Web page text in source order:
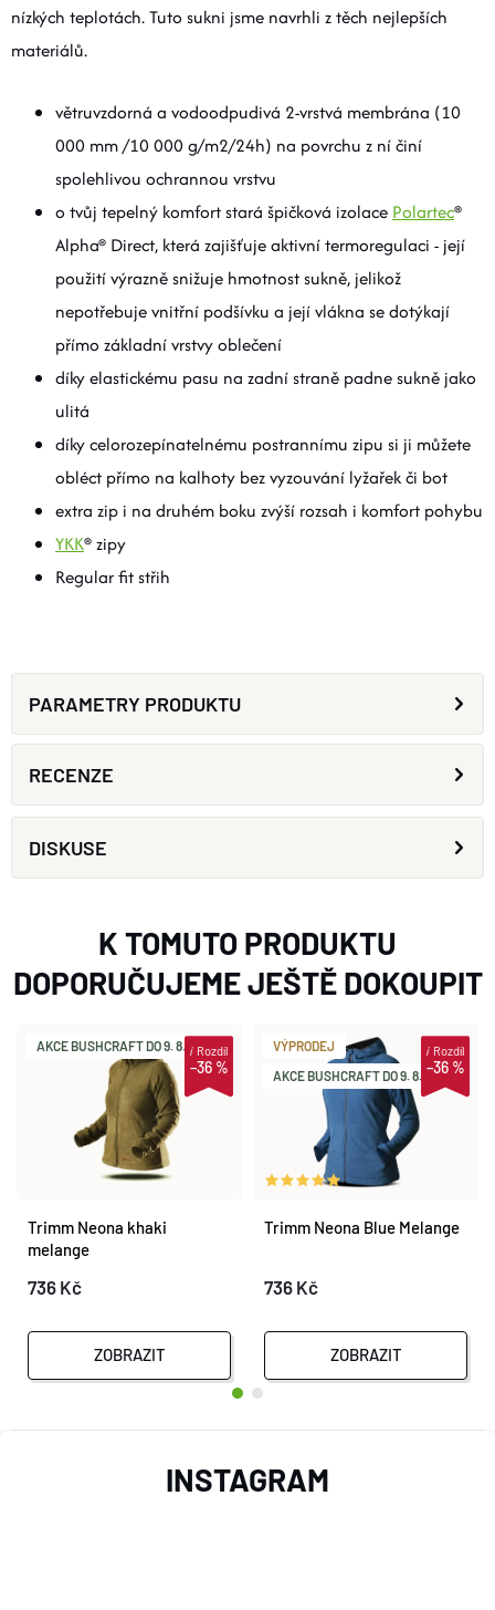
nízkých teplotách. Tuto sukni jsme navrhli z těch nejlepších
materiálů.
větruvzdorná a vodoodpudivá 2-vrstvá membrána (10
000 mm /10 000 g/m2/24h) na povrchu z ní činí
spolehlivou ochrannou vrstvu
o tvůj tepelný komfort stará špičková izolace Polartec®
Alpha® Direct, která zajišťuje aktivní termoregulaci - její
použití výrazně snižuje hmotnost sukně, jelikož
nepotřebujevnitřní podšívku a její vlákna se dotýkají
přímo základní vrstvy oblečení
díky elastickému pasu na zadní straně padne sukně jako
ulitá
díky celorozepínatelnému postrannímu zipu si ji můžete
obléct přímo na kalhoty bez vyzouvání lyžařek či bot
extra zip i na druhém boku zvýší rozsah i komfort pohybu
YKK® zipy
Regular fit střih
PARAMETRY PRODUKTU
RECENZE
DISKUSE
K TOMUTO PRODUKTU
DOPORUČUJEME JEŠTĚ DOKOUPIT
AKCE BUSHCRAFT DO 9. 8.
–36 %
iRozdíl
Trimm Neona khaki
melange
736 Kč
ZOBRAZIT
VÝPRODEJ
AKCE BUSHCRAFT DO 9. 8. –36 %
iRozdíl
Trimm Neona Blue Melange
736 Kč
ZOBRAZIT
INSTAGRAM